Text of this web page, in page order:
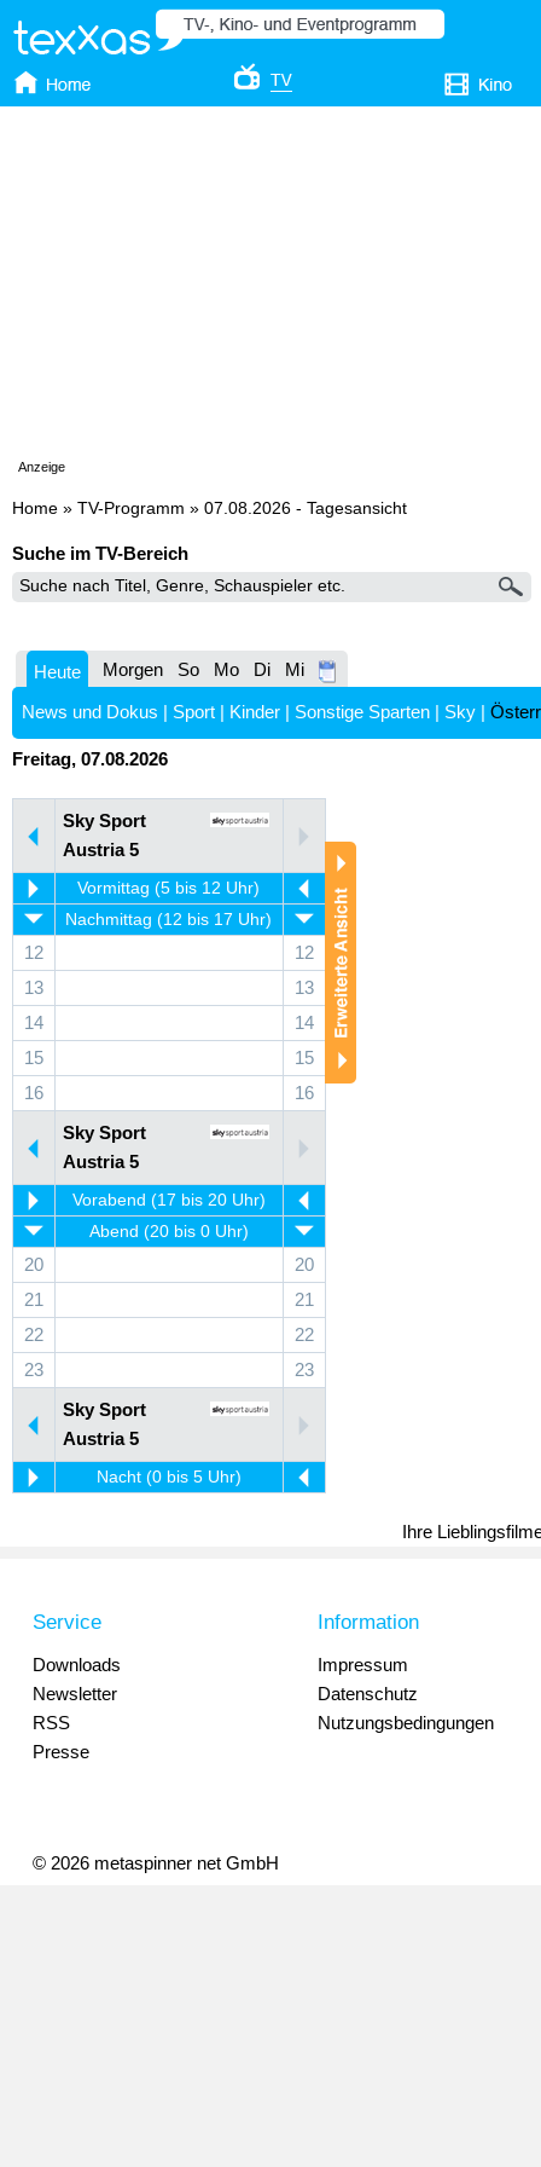
Anzeige
Home » TV-Programm » 07.08.2026 - Tagesansicht
Suche im TV-Bereich
Heute Morgen So Mo Di Mi
News und Dokus | Sport | Kinder | Sonstige Sparten | Sky |
Freitag, 07.08.2026
Sky Sport
Austria 5
Vormittag (5 bis 12 Uhr)
Nachmittag (12 bis 17 Uhr)
12
12
13
13
14
14
15
15
16
16
Sky Sport
Austria 5
Vorabend (17 bis 20 Uhr)
Abend (20 bis 0 Uhr)
20
20
21
21
22
22
23
23
Sky Sport
Austria 5
Nacht (0 bis 5 Uhr)
Ihre
Service
Downloads
Newsletter
RSS
Presse
Information
Impressum
Datenschutz
Nutzungsbedingungen
© 2026 metaspinner net GmbH